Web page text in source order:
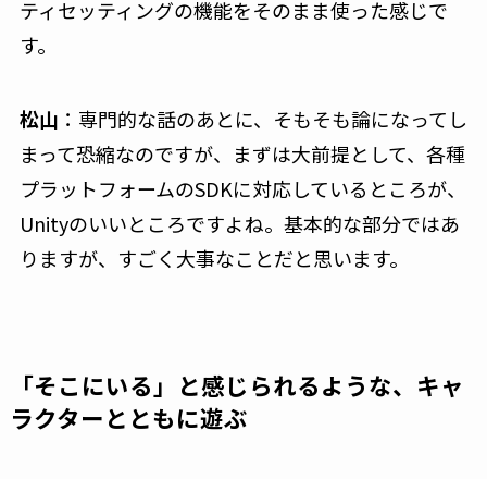
ティセッティングの機能をそのまま使った感じで
す。
松山 ：専門的な話のあとに、そもそも論になってし
まって恐縮なのですが、まずは大前提として、各種
プラットフォームのSDKに対応しているところが、
Unityのいいところですよね。基本的な部分ではあ
りますが、すごく大事なことだと思います。
「そこにいる」と感じられるような、キャ
ラクターとともに遊ぶ